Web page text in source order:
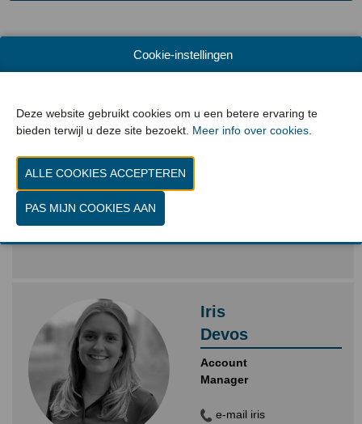
Evelien
Desmyttere
Iris
Devos
Account
Manager
e-mail iris
Cookie-instellingen
Deze website gebruikt cookies om u een betere ervaring te
bieden terwijl u deze site bezoekt. Meer info over cookies